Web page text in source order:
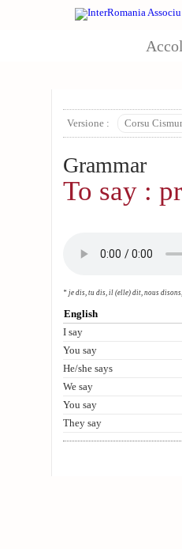
Versione : Corsu
Grammar
To say :
* je dis, tu dis, il (elle) dit, nous
English
I say
You say
He/she says
We say
You say
They say